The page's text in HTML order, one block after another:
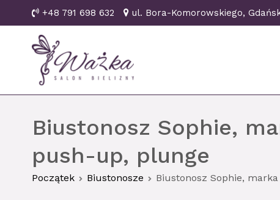
do
+48 791 698 632 ul. Bora-Komorowskiego,
Biustonosz Sophie,
push-up, plunge
Początek Biustonosze Biustonosz Sophie,